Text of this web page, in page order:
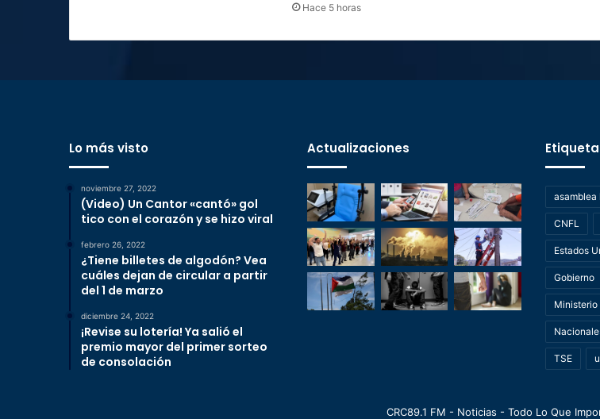
Hace 5 horas
Lo más visto
noviembre 27, 2022
(Video) Un Cantor «cantó» gol
tico con el corazón y se hizo viral
febrero 26, 2022
¿Tiene billetes de algodón? Vea
cuáles dejan de circular a partir
del 1 de marzo
diciembre 24, 2022
¡Revise su lotería! Ya salió el
premio mayor del primer sorteo
de consolación
Actualizaciones
asamblea
CNFL
Estados
Gobierno
Ministerio
TSE
CRC89.1 FM - Noticias - Todo Lo Que